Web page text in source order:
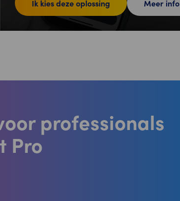
Ik kies deze oplossing Meer info
professionals
Pro